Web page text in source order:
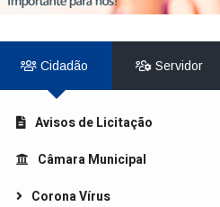
Cidadão Servidor
Avisos de Licitação
Câmara Municipal
Corona Vírus